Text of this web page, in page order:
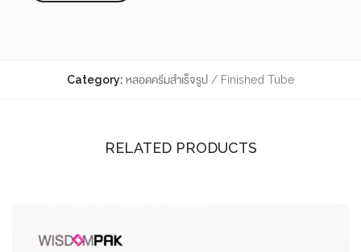
Category: หลอดครีมสำเร็จรูป / Finished Tube
RELATED PRODUCTS